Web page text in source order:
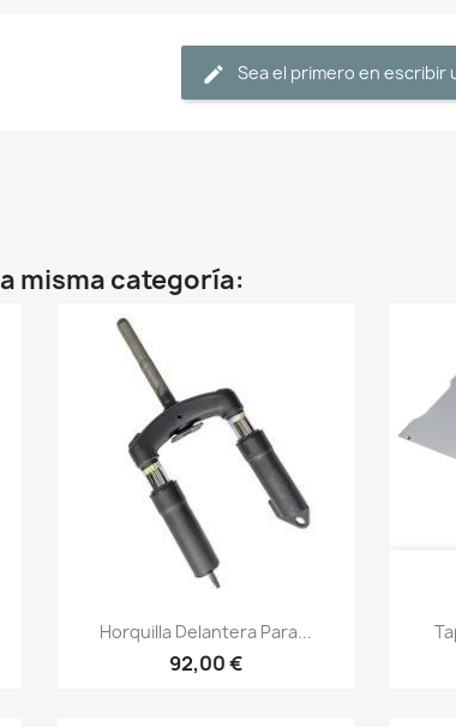
Sea el primero en escribir
misma categoría:
Vista rápida
Horquilla Delantera Para...
92,00 €